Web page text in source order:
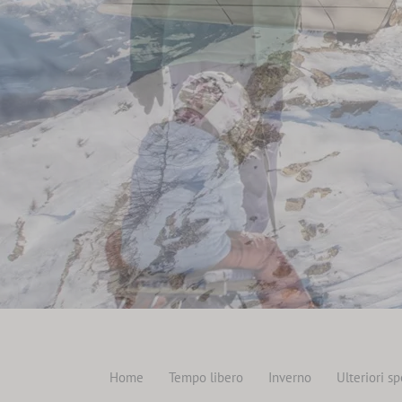
Home Tempo libero Inverno Ulteriori